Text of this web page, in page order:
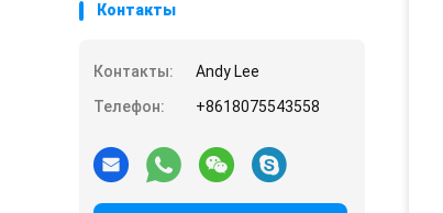
Контакты
Контакты:
Andy Lee
Телефон:
+8618075543558